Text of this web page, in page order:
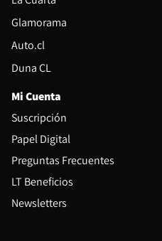
Glamorama
Auto.cl
Duna CL
Mi Cuenta
Suscripción
Papel Digital
Preguntas Frecuentes
LT Beneficios
Newsletters